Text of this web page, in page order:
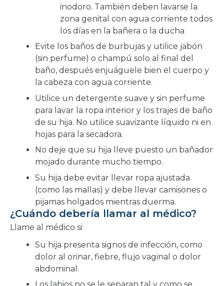
inodoro. También deben lavarse la
zona genital con agua corriente todos
los días en la bañera o la ducha
Evite los baños de burbujas y utilice jabón
(sin perfume) o champú solo al final del
baño, después enjuáguele bien el cuerpo y
la cabeza con agua corriente.
Utilice un detergente suave y sin perfume
para lavar la ropa interior y los trajes de baño
de su hija. No utilice suavizante líquido ni en
hojas para la secadora.
No deje que su hija lleve puesto un bañador
mojado durante mucho tiempo.
Su hija debe evitar llevar ropa ajustada
(como las mallas) y debe llevar camisones o
pijamas holgados mientras duerma.
¿Cuándo debería llamar al médico?
Llame al médico si:
Su hija presenta signos de infección, como
dolor al orinar, fiebre, flujo vaginal o dolor
abdominal.